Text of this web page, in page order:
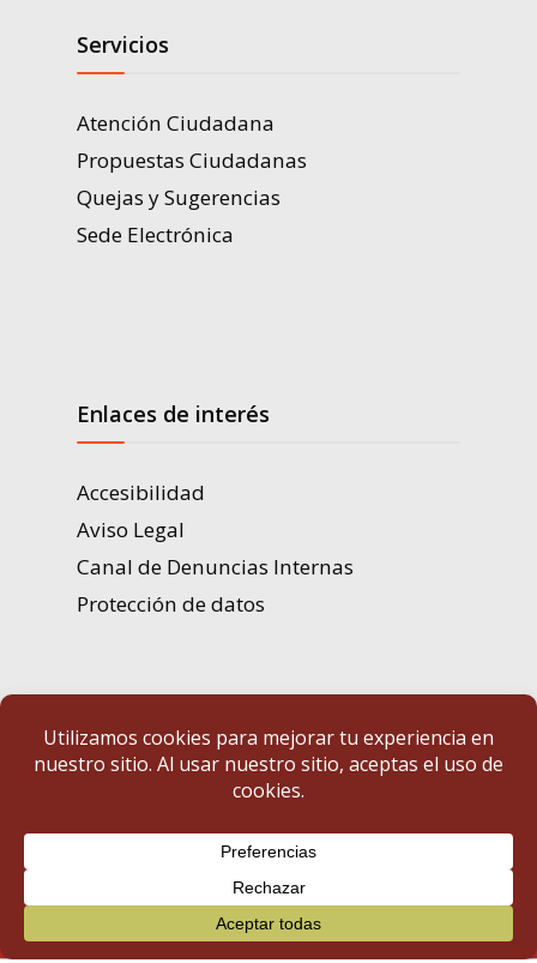
Servicios
Atención Ciudadana
Propuestas Ciudadanas
Quejas y Sugerencias
Sede Electrónica
Enlaces de interés
Accesibilidad
Aviso Legal
Canal de Denuncias Internas
Protección de datos
Portal de Transparencia | Diputación de Badajoz